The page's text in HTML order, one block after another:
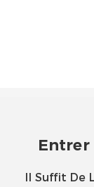
Entrer
Il Suffit De